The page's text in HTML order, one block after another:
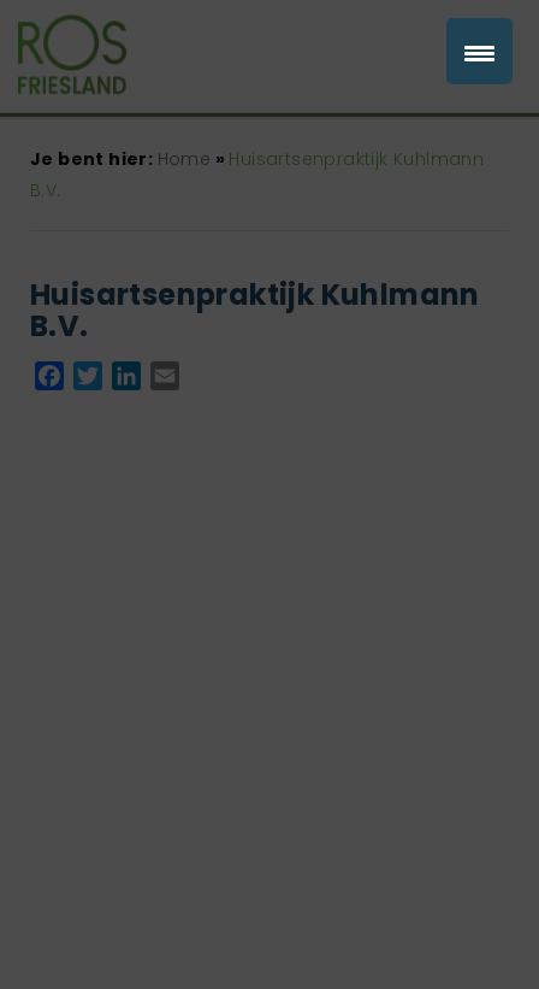
Je bent hier: Home » Huisartsenpraktijk Kuhlmann
B.V.
Huisartsenpraktijk Kuhlmann
B.V.
Facebook
TwitterLinkedIn